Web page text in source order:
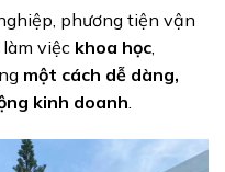
phương tiện vận
việc khoa học,
một cách dễ dàng,
kinh doanh.